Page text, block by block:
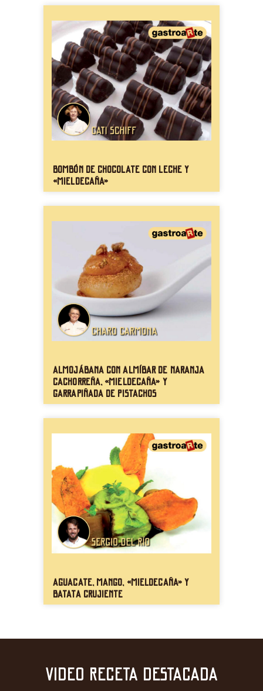
Bombón de chocolate con leche y
«mieldecaña»
Almojábana con almíbar de naranja
cachorreña, «mieldecaña» y
garrapiñada de pistachos
Aguacate, mango, «mieldecaña» y
batata crujiente
VIDEO RECETA DESTACADA